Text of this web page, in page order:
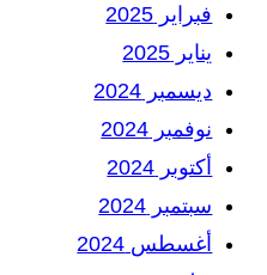
فبراير 2025
يناير 2025
ديسمبر 2024
نوفمبر 2024
أكتوبر 2024
سبتمبر 2024
أغسطس 2024